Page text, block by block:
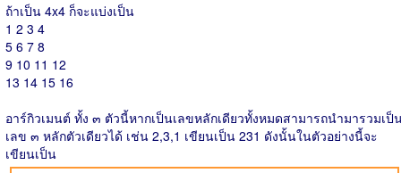
ถ้าเป็น 4x4 ก็จะแบ่งเป็น
1 2 3 4
5 6 7 8
9 10 11 12
13 14 15 16
อาร์กิวเมนต์ ทั้ง ๓ ตัวนี้หากเป็นเลขหลักเดียวทั้งหมดสามารถนำมารวมเป็
เลข ๓ หลักตัวเดียวได้ เช่น 2,3,1 เขียนเป็น 231 ดังนั้นในตัวอย่างนี้จะ
เขียนเป็น